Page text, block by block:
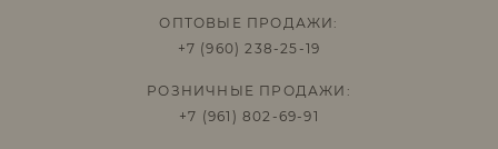
ОПТОВЫЕ ПРОДАЖИ:
+7 (960) 238-25-19
РОЗНИЧНЫЕ ПРОДАЖИ:
+7 (961) 802-69-91